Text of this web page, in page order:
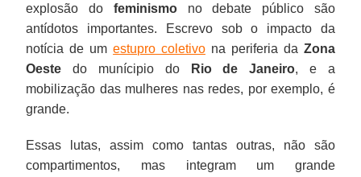
explosão do feminismono debate público são
antídotos importantes. Escrevo sob o impacto da
notícia de umestupro coletivo na periferia da Zona
Oeste do munícipio do Rio de Janeiro, e a
mobilização das mulheres nas redes, por exemplo, é
grande.
Essas lutas, assim como tantas outras, não são
compartimentos, mas integram um grande